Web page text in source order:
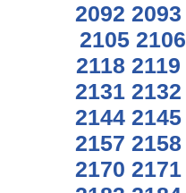
2092 2093
2105 2106
2118 2119
2131 2132
2144 2145
2157 2158
2170 2171